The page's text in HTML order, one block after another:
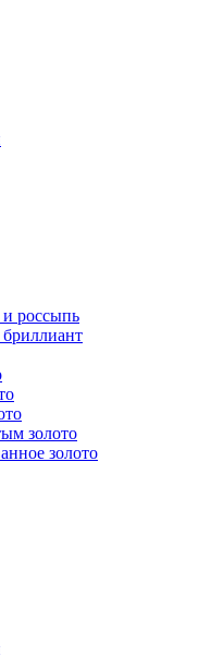
и россыпь
золото
золото